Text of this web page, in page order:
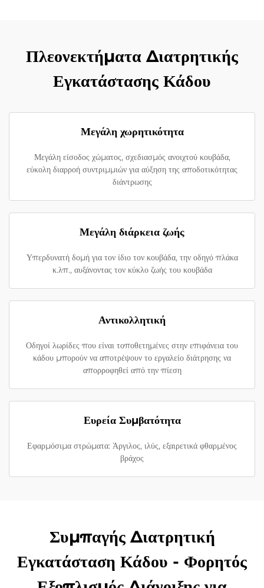
Πλεονεκτήματα Διατρητικής
Εγκατάστασης Κάδου
Μεγάλη χωρητικότητα
Μεγάλη είσοδος χώματος, σχεδιασμός ανοιχτού κουβάδα,
εύκολη διαρροή συντριμμιών για αύξηση της αποδοτικότητας
διάντρωσης
Μεγάλη διάρκεια ζωής
Υπερδυνατή δομή για τον ίδιο τον κουβάδα, την οδηγό πλάκα
κ.λπ., αυξάνοντας τον κύκλο ζωής του κουβάδα
Αντικολλητική
Οδηγοί λωρίδες που είναι τοποθετημένες στην επιφάνεια του
κάδου μπορούν να αποτρέψουν το εργαλείο διάτρησης να
απορροφηθεί από την πίεση
Ευρεία Συμβατότητα
Εφαρμόσιμα στρώματα: Άργιλος, ιλύς, εξαιρετικά φθαρμένος
βράχος
Συμπαγής Διατρητική
Εγκατάσταση Κάδου - Φορητός